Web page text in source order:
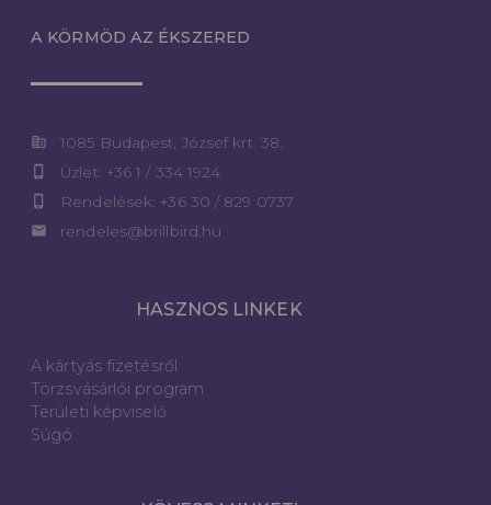
A KÖRMÖD AZ ÉKSZERED
corporate_fare 1085 Budapest, József krt. 38.
phone_iphone Üzlet: +36 1 / 334 1924
phone_iphone Rendelések: +36 30 / 829 0737
email rendeles@brillbird.hu
HASZNOS LINKEK
A kártyás fizetésről
Törzsvásárlói program
Területi képviselő
Súgó